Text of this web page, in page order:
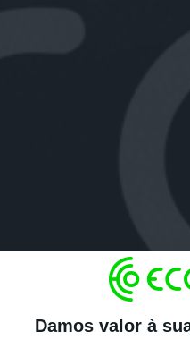
Damos valor à